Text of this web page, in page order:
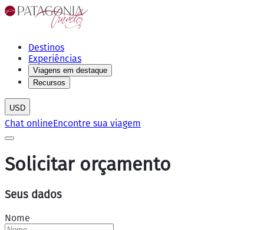
Destinos
Experiências
Viagens em destaque
Recursos
USD
Chat onlineEncontre sua viagem
Solicitar orçamento
Seus dados
Nome